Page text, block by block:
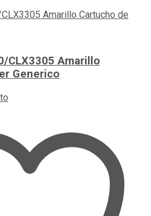
CLX3305 Amarillo
Generico